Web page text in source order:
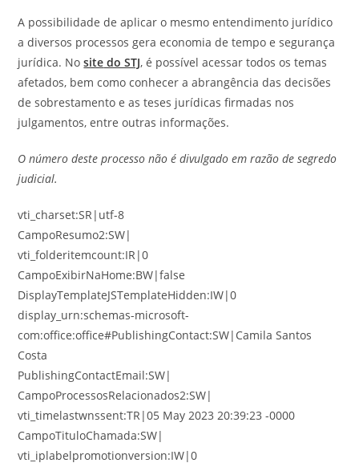
A possibilidade de aplicar o mesmo entendimento jurídico
a diversos processos gera economia de tempo e segurança
jurídica. Nosite do STJ, é possível acessar todos os temas
afetados, bem como conhecer a abrangência das decisões
de sobrestamento e as teses jurídicas firmadas nos
julgamentos, entre outras informações.
O número deste processo não é divulgado em razão de segredo
judicial.
vti_charset:SR|utf-8
CampoResumo2:SW|
vti_folderitemcount:IR|0
CampoExibirNaHome:BW|false
DisplayTemplateJSTemplateHidden:IW|0
display_urn:schemas-microsoft-
com:office:office#PublishingContact:SW|Camila Santos
Costa
PublishingContactEmail:SW|
CampoProcessosRelacionados2:SW|
vti_timelastwnssent:TR|05 May 2023 20:39:23 -0000
CampoTituloChamada:SW|
vti_iplabelpromotionversion:IW|0